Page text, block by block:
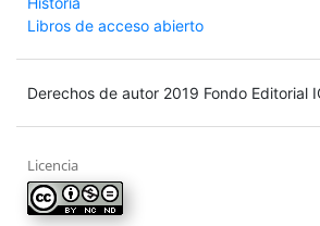
Libros de acceso abierto
Derechos de autor 2019 Fondo Editorial
Licencia